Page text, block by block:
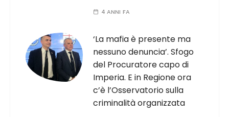
4 ANNI FA
‘La mafia è presente ma
nessuno denuncia’. Sfogo
del Procuratore capo di
Imperia. E in Regione ora
c’è l’Osservatorio sulla
criminalità organizzata